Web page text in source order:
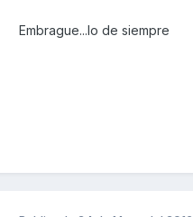
Embrague...lo de siempre